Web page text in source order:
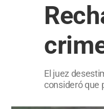
El juez
consideró que